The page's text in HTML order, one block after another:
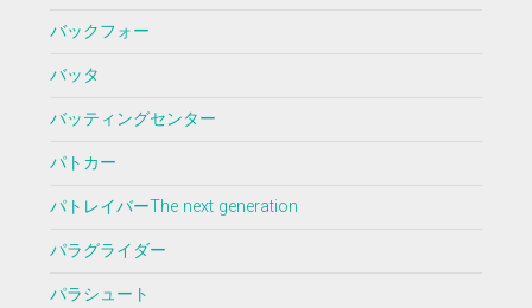
バックフォー
バッタ
バッティングセンター
パトカー
パトレイバーThe next generation
パラグライダー
パラシュート